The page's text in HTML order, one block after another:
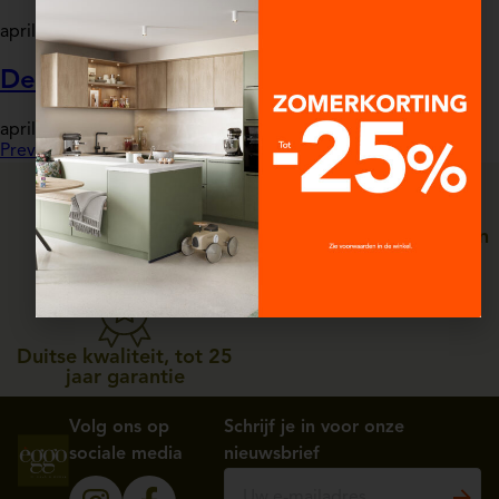
april 4, 2025 Aurore SALMON
De dressing van Christian
april 4, 2025 Catherine MATHIEU
Previous 1 2 3 Next
Straffe prijzen
Persoonlijke service, van
Duitse kwaliteit, tot 25
jaar garantie
Volg ons op
sociale media
Schrijf je in voor onze
nieuwsbrief